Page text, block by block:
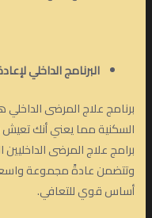
البرنامج الداخلي
برنامج علاج المرضى
السكنية مما يعني أنك
برامج علاج المرضى
وتتضمن عادةً مجموعة
أساس قوي للتعافي.